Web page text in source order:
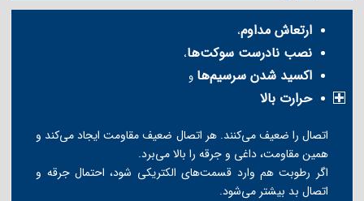
ارتعاش مداوم،
نصب نادرست سوکت‌ها،
اکسید شدن سرسیم‌ها و
حرارت بالا
اتصال را ضعیف می‌کنند. هر اتصال ضعیف مقاومت ایجاد می‌کند و
همین مقاومت، داغی و جرقه را بالا می‌برد.
اگر رطوبت هم وارد قسمت‌های الکتریکی شود، احتمال جرقه و
اتصال بد بیشتر می‌شود.